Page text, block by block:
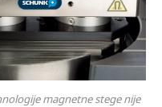
magnetne stege nije